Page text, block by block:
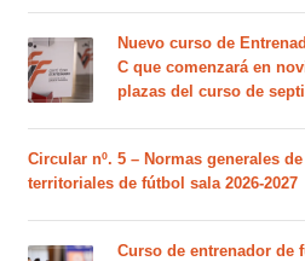
Nuevo curso de
C que comenzará en
plazas del curso de
Circular nº. 5 – Normas generales
territoriales de fútbol sala 2026-2027
Curso de entrenador de